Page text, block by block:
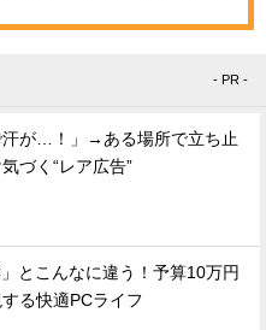
- PR -
汗が…！」→ある場所で立ち止
づく“レア広告”
」とこんなに違う！予算10万円
る快適PCライフ